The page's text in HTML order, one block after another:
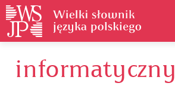
Historia słownika
informatyczny